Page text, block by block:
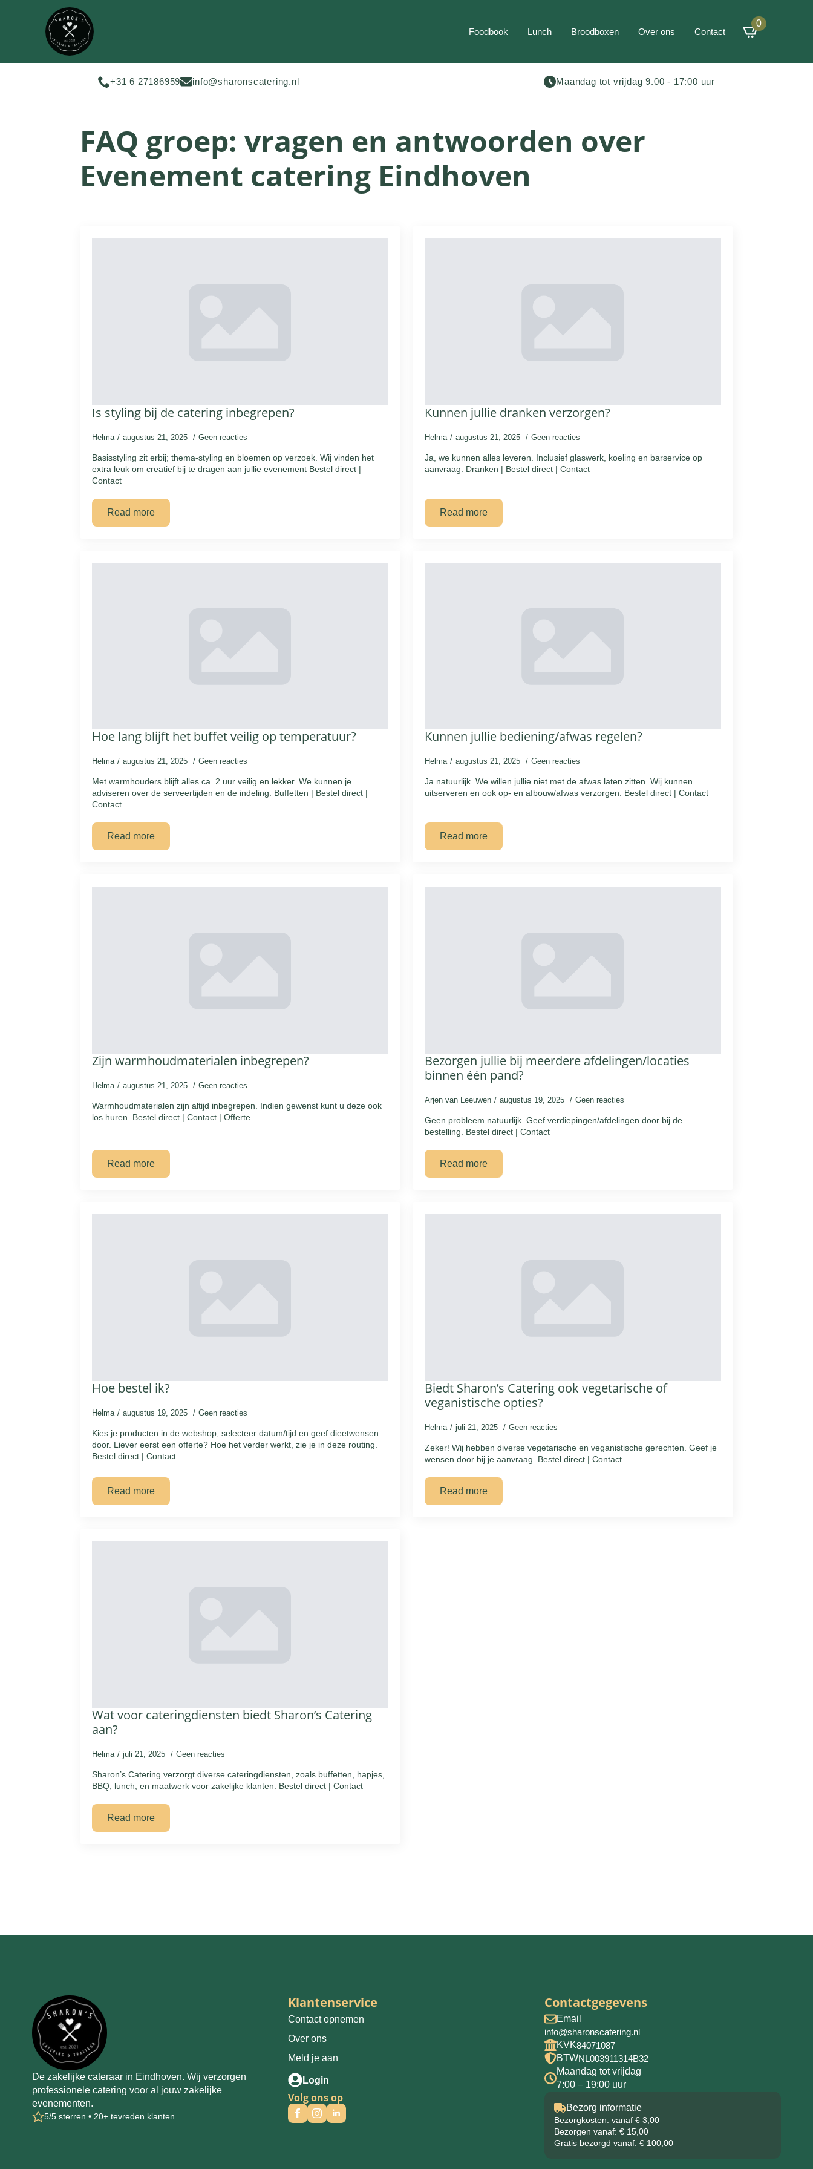
Foodbook Lunch Broodboxen Over ons Contact
0
+31 6 27186959 info@sharonscatering.nl Maandag tot vrijdag 9.00 - 17:00 uur
FAQ groep: vragen en antwoorden over
Evenement catering Eindhoven
Is styling bij de catering inbegrepen?
Helma augustus 21, 2025 Geen reacties
Basisstyling zit erbij; thema-styling en bloemen op verzoek. Wij vinden het
extra leuk om creatief bij te dragen aan jullie evenement Bestel direct |
Contact
Read more
Kunnen jullie dranken verzorgen?
Helma augustus 21, 2025 Geen reacties
Ja, we kunnen alles leveren. Inclusief glaswerk, koeling en barservice op
aanvraag. Dranken | Bestel direct | Contact
Read more
Hoe lang blijft het buffet veilig op temperatuur?
Helma augustus 21, 2025 Geen reacties
Met warmhouders blijft alles ca. 2 uur veilig en lekker. We kunnen je
adviseren over de serveertijden en de indeling. Buffetten | Bestel direct |
Contact
Read more
Kunnen jullie bediening/afwas regelen?
Helma augustus 21, 2025 Geen reacties
Ja natuurlijk. We willen jullie niet met de afwas laten zitten. Wij kunnen
uitserveren en ook op- en afbouw/afwas verzorgen. Bestel direct | Contact
Read more
Zijn warmhoudmaterialen inbegrepen?
Helma augustus 21, 2025 Geen reacties
Warmhoudmaterialen zijn altijd inbegrepen. Indien gewenst kunt u deze ook
los huren. Bestel direct | Contact | Offerte
Read more
Bezorgen jullie bij meerdere afdelingen/locaties
binnen één pand?
Arjen van Leeuwen augustus 19, 2025 Geen reacties
Geen probleem natuurlijk. Geef verdiepingen/afdelingen door bij de
bestelling. Bestel direct | Contact
Read more
Hoe bestel ik?
Helma augustus 19, 2025 Geen reacties
Kies je producten in de webshop, selecteer datum/tijd en geef dieetwensen
door. Liever eerst een offerte? Hoe het verder werkt, zie je in deze routing.
Bestel direct | Contact
Read more
Biedt Sharon’s Catering ook vegetarische of
veganistische opties?
Helma juli 21, 2025 Geen reacties
Zeker! Wij hebben diverse vegetarische en veganistische gerechten. Geef je
wensen door bij je aanvraag. Bestel direct | Contact
Read more
Wat voor cateringdiensten biedt Sharon’s Catering
aan?
Helma juli 21, 2025 Geen reacties
Sharon’s Catering verzorgt diverse cateringdiensten, zoals buffetten, hapjes,
BBQ, lunch, en maatwerk voor zakelijke klanten. Bestel direct | Contact
Read more
De zakelijke cateraar in Eindhoven. Wij verzorgen
professionele catering voor al jouw zakelijke
evenementen.
5/5 sterren • 20+ tevreden klanten
Klantenservice
Contact opnemen
Over ons
Meld je aan
Login
Volg ons op
Contactgegevens
Email
info@sharonscatering.nl
KVK84071087
BTWNL003911314B32
Maandag tot vrijdag
7:00 – 19:00 uur
Bezorg informatie
Bezorgkosten: vanaf € 3,00
Bezorgen vanaf: € 15,00
Gratis bezorgd vanaf: € 100,00